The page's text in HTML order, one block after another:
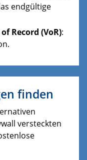
endgültige
of Record (VoR):
finden
versteckten